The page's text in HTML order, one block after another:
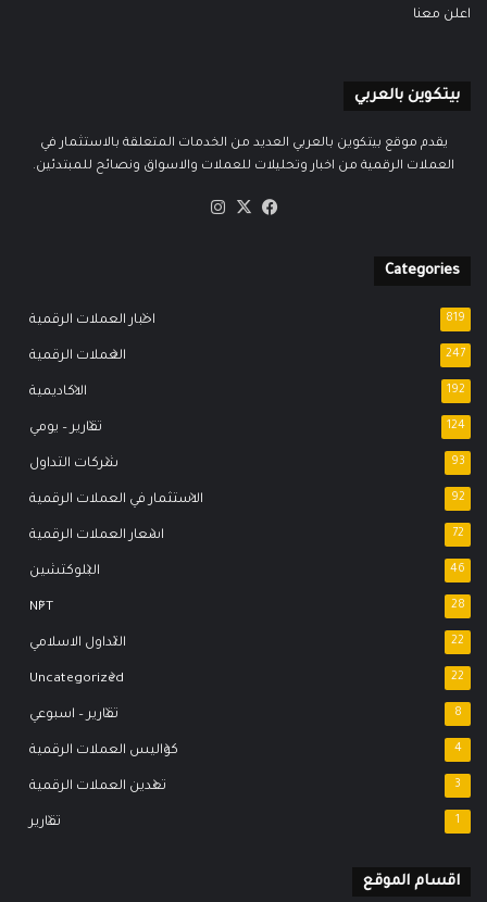
اعلن معنا
بيتكوين بالعربي
يقدم موقع بيتكوين بالعربي العديد من الخدمات المتعلقة بالاستثمار في
العملات الرقمية من اخبار وتحليلات للعملات والاسواق ونصائح للمبتدئين.
فيسبوك
‫X
Categories
اخبار العملات الرقمية 819
العملات الرقمية 247
الاكاديمية 192
تقارير – يومي 124
شركات التداول 93
الاستثمار في العملات الرقمية 92
اسعار العملات الرقمية 72
البلوكتشين 46
NFT 28
التداول الاسلامي 22
Uncategorized 22
تقارير – اسبوعي 8
كواليس العملات الرقمية 4
تعدين العملات الرقمية 3
تقارير 1
اقسام الموقع